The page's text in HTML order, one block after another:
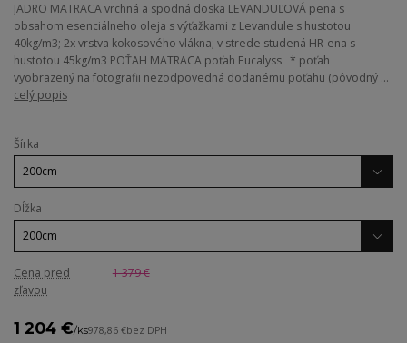
JADRO MATRACA vrchná a spodná doska LEVANDUĽOVÁ pena s
obsahom esenciálneho oleja s výťažkami z Levandule s hustotou
40kg/m3; 2x vrstva kokosového vlákna; v strede studená HR-ena s
hustotou 45kg/m3 POŤAH MATRACA poťah Eucalyss * poťah
vyobrazený na fotografii nezodpovedná dodanému poťahu (pôvodný ...
celý popis
Šírka
Dĺžka
Cena pred
zľavou
1 379 €
1 204 €/ks978,86 €bez DPH